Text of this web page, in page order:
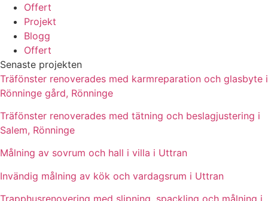
Offert
Projekt
Blogg
Offert
Senaste projekten
Träfönster renoverades med karmreparation och glasbyte i
Rönninge gård, Rönninge
Träfönster renoverades med tätning och beslagjustering i
Salem, Rönninge
Målning av sovrum och hall i villa i Uttran
Invändig målning av kök och vardagsrum i Uttran